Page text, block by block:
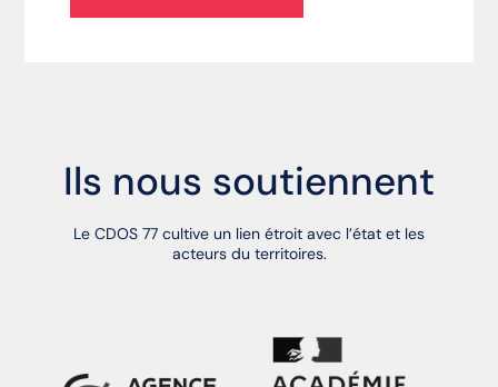
Ils nous soutiennent
Le CDOS 77 cultive un lien étroit avec l’état et les
acteurs du territoires.